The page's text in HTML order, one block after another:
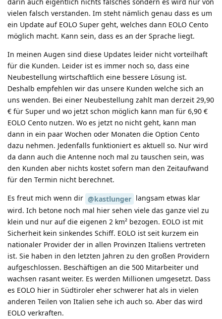
darin auch eigentlich nichts falsches sondern es wird nur von
vielen falsch verstanden. Im steht nämlich genau dass es um
ein Update auf EOLO Super geht, welches dann EOLO Cento
möglich macht. Kann sein, dass es an der Sprache liegt.
In meinen Augen sind diese Updates leider nicht vorteilhaft
für die Kunden. Leider ist es immer noch so, dass eine
Neubestellung wirtschaftlich eine bessere Lösung ist.
Deshalb empfehlen wir das unsere Kunden welche sich an
uns wenden. Bei einer Neubestellung zahlt man derzeit 29,90
€ für Super und wo jetzt schon möglich kann man für 6,90 €
EOLO Cento nutzen. Wo es jetzt no nicht geht, kann man
dann in ein paar Wochen oder Monaten die Option Cento
dazu nehmen. Jedenfalls funktioniert es aktuell so. Nur wird
da dann auch die Antenne noch mal zu tauschen sein, was
den Kunden aber nichts kostet sofern man den Zeitaufwand
für den Termin nicht berechnet.
Es freut mich wenn dir @kastlunger langsam etwas klar
wird. Ich betone noch mal hier sehen viele das ganze viel zu
klein und nur auf die eigenen 2 km² bezogen. EOLO ist mit
Sicherheit kein sinkendes Schiff. EOLO ist seit kurzem ein
nationaler Provider der in allen Provinzen Italiens vertreten
ist. Sie haben in den letzten Jahren zu den großen Providern
aufgeschlossen. Beschäftigen an die 500 Mitarbeiter und
wachsen rasant weiter. Es werden Millionen umgesetzt. Dass
es EOLO hier in Südtiroler eher schwerer hat als in vielen
anderen Teilen von Italien sehe ich auch so. Aber das wird
EOLO verkraften.